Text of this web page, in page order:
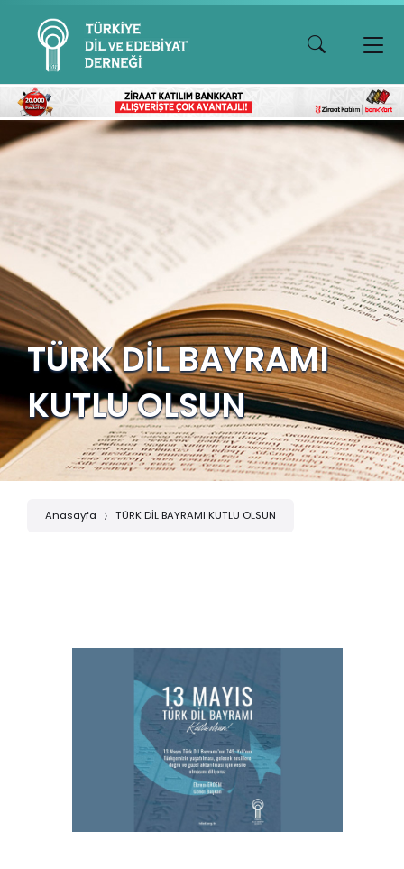
TÜRK DİL BAYRAMI
KUTLU OLSUN
Anasayfa TÜRK DİL BAYRAMI KUTLU OLSUN